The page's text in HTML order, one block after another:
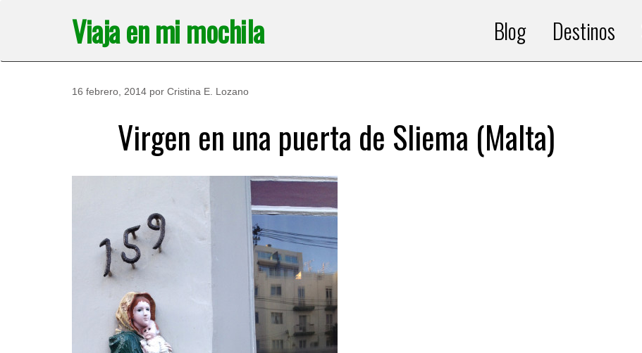
Viaja en mi mochila Blog Destinos
16 febrero, 2014 por Cristina E. Lozano
Virgen en una puerta de Sliema (Malta)